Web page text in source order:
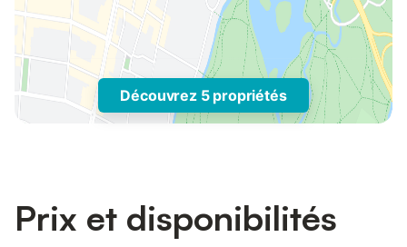
Découvrez 5 propriétés
Prix et disponibilités